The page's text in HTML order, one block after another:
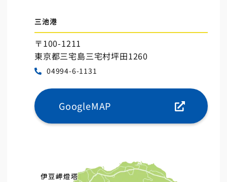
三池港
〒100-1211
東京都三宅島三宅村坪田1260
04994-6-1131
GoogleMAP